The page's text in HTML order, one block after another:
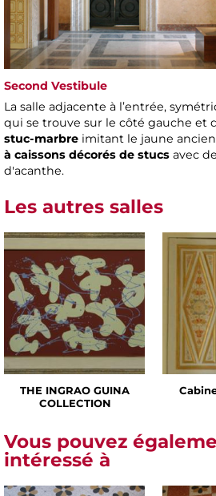
Second Vestibule
La salle adjacente à l’entrée,
qui se trouve sur le côté gauche et
stuc-marbre imitant le jaune
à caissons décorés de stucs avec
d'acanthe.
Les autres salles
THE INGRAO GUINA
COLLECTION
Vous pouvez
intéressé à